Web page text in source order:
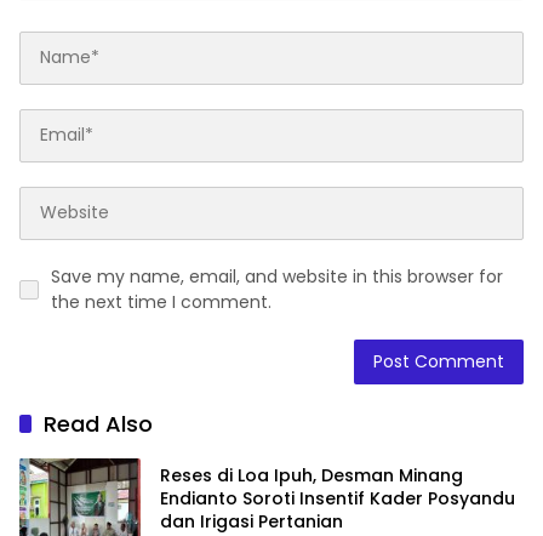
Save my name, email, and website in this browser for
the next time I comment.
Read Also
Reses di Loa Ipuh, Desman Minang
Endianto Soroti Insentif Kader Posyandu
dan Irigasi Pertanian